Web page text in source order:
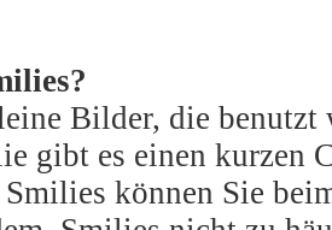
Bilder, die benutzt
gibt es einen kurzen
können Sie